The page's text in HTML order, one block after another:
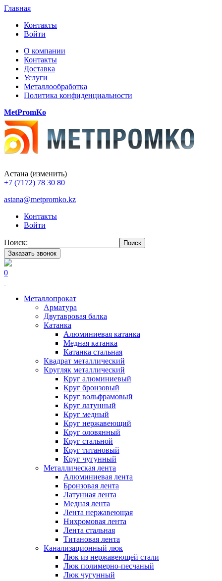
Главная
Контакты
Войти
О компании
Контакты
Доставка
Услуги
Металлообработка
Политика конфиденциальности
MetPromKo
Астана (изменить)
+7 (7172) 78 30 80
astana@metpromko.kz
Контакты
Войти
Поиск:
Поиск
Заказать звонок
0
Металлопрокат
Арматура
Двутавровая балка
Катанка
Алюминиевая катанка
Медная катанка
Катанка стальная
Квадрат металлический
Кругляк металлический
Круг алюминиевый
Круг бронзовый
Круг вольфрамовый
Круг латунный
Круг медный
Круг нержавеющий
Круг оловянный
Круг стальной
Круг титановый
Круг чугунный
Металлическая лента
Алюминиевая лента
Бронзовая лента
Латунная лента
Медная лента
Лента нержавеющая
Нихромовая лента
Лента стальная
Титановая лента
Канализационный люк
Люк из нержавеющей стали
Люк полимерно-песчаный
Люк чугунный